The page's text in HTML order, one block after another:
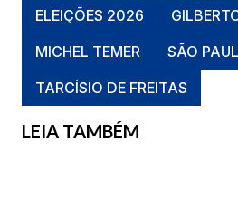
ELEIÇÕES 2026
MICHEL TEMER
SÃO
TARCÍSIO DE FREITAS
LEIA TAMBÉM